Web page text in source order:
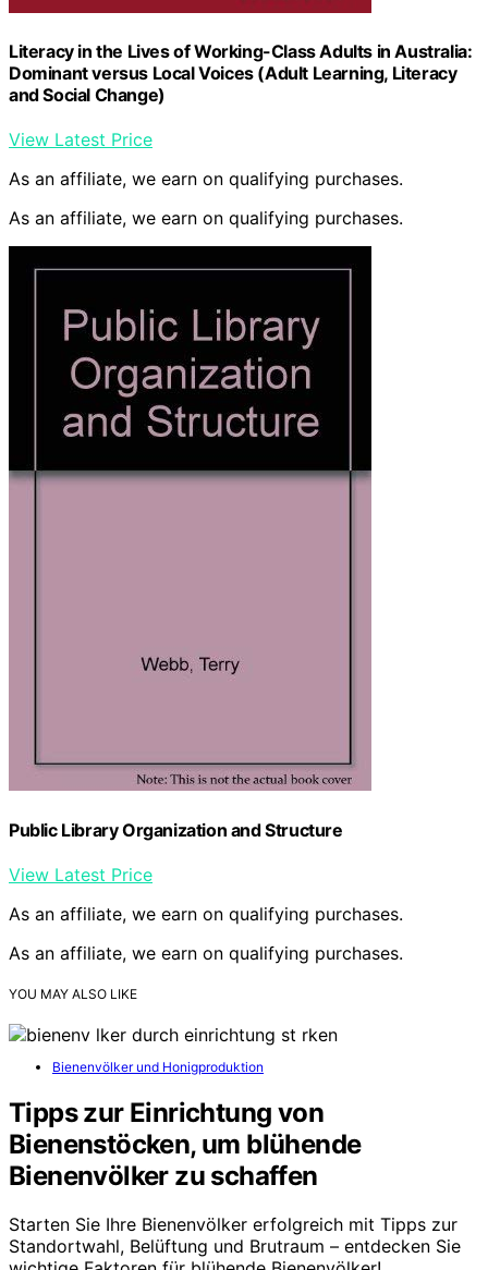
Literacy in the Lives of Working-Class Adults in Australia:
Dominant versus Local Voices (Adult Learning, Literacy
and Social Change)
View Latest Price
As an affiliate, we earn on qualifying purchases.
As an affiliate, we earn on qualifying purchases.
Public Library Organization and Structure
View Latest Price
As an affiliate, we earn on qualifying purchases.
As an affiliate, we earn on qualifying purchases.
YOU MAY ALSO LIKE
Bienenvölker und Honigproduktion
Tipps zur Einrichtung von
Bienenstöcken, um blühende
Bienenvölker zu schaffen
Starten Sie Ihre Bienenvölker erfolgreich mit Tipps zur
Standortwahl, Belüftung und Brutraum – entdecken Sie